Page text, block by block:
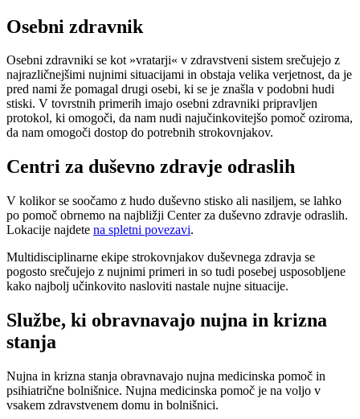
Osebni zdravnik
Osebni zdravniki se kot »vratarji« v zdravstveni sistem srečujejo z
najrazličnejšimi nujnimi situacijami in obstaja velika verjetnost, da je
pred nami že pomagal drugi osebi, ki se je znašla v podobni hudi
stiski. V tovrstnih primerih imajo osebni zdravniki pripravljen
protokol, ki omogoči, da nam nudi najučinkovitejšo pomoč oziroma,
da nam omogoči dostop do potrebnih strokovnjakov.
Centri za duševno zdravje odraslih
V kolikor se soočamo z hudo duševno stisko ali nasiljem, se lahko
po pomoč obrnemo na najbližji Center za duševno zdravje odraslih.
Lokacije najdete na spletni povezavi.
Multidisciplinarne ekipe strokovnjakov duševnega zdravja se
pogosto srečujejo z nujnimi primeri in so tudi posebej usposobljene
kako najbolj učinkovito nasloviti nastale nujne situacije.
Službe, ki obravnavajo nujna in krizna
stanja
Nujna in krizna stanja obravnavajo nujna medicinska pomoč in
psihiatrične bolnišnice. Nujna medicinska pomoč je na voljo v
vsakem zdravstvenem domu in bolnišnici.